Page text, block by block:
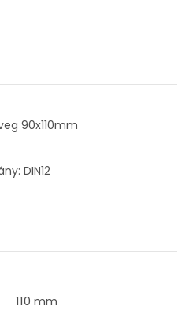
90x110mm
DIN12
110 mm